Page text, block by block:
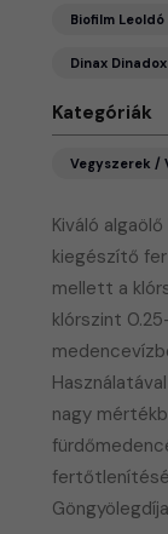
Kiváló
kiegészítő
mellett a
klórszint
nagy
Biofilm
Dinax Dinadox
Kategóriák
Vegyszerek /